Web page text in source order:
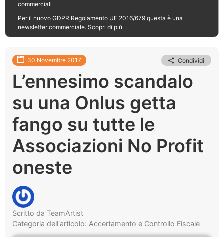
commerciali
Per il nuovo GDPR Regolamento UE 2016/679 questa è una
newsletter commerciale. Scopri di più.
30 Novembre 2017 Condividi
L’ennesimo scandalo
su una Onlus getta
fango su tutte le
Associazioni No Profit
oneste
Scritto da TeamArtist
Categoria dell'articolo: Accertamento e Controllo Fiscale